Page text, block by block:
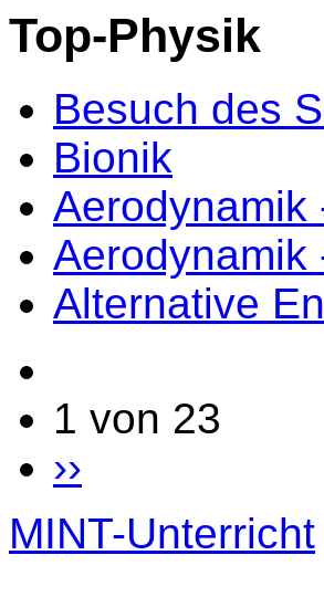
Top-Physik
Besuch des
Bionik
Aerodynamik
Aerodynamik
Alternative
1 von 23
››
MINT-Unterricht